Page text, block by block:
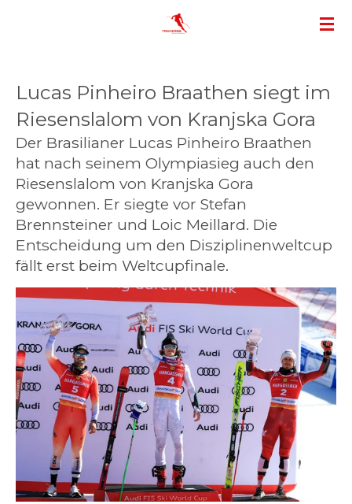
Lucas Pinheiro Braathen siegt im
Riesenslalom von Kranjska Gora
Der Brasilianer Lucas Pinheiro Braathen
hat nach seinem Olympiasieg auch den
Riesenslalom von Kranjska Gora
gewonnen. Er siegte vor Stefan
Brennsteiner und Loic Meillard. Die
Entscheidung um den Disziplinenweltcup
fällt erst beim Weltcupfinale.